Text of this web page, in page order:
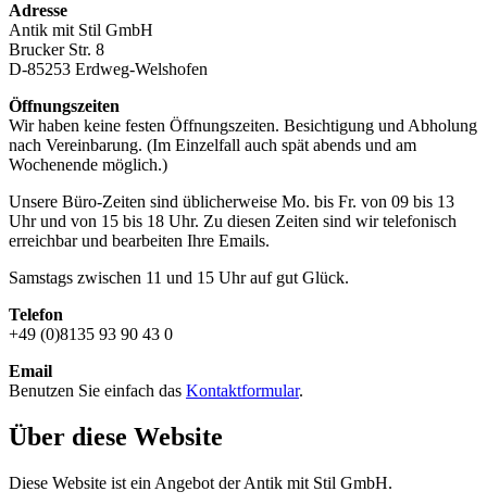
Adresse
Antik mit Stil GmbH
Brucker Str. 8
D-85253 Erdweg-Welshofen
Öffnungszeiten
Wir haben keine festen Öffnungszeiten. Besichtigung und Abholung
nach Vereinbarung. (Im Einzelfall auch spät abends und am
Wochenende möglich.)
Unsere Büro-Zeiten sind üblicherweise Mo. bis Fr. von 09 bis 13
Uhr und von 15 bis 18 Uhr. Zu diesen Zeiten sind wir telefonisch
erreichbar und bearbeiten Ihre Emails.
Samstags zwischen 11 und 15 Uhr auf gut Glück.
Telefon
+49 (0)8135 93 90 43 0
Email
Benutzen Sie einfach das Kontaktformular.
Über diese Website
Diese Website ist ein Angebot der Antik mit Stil GmbH.